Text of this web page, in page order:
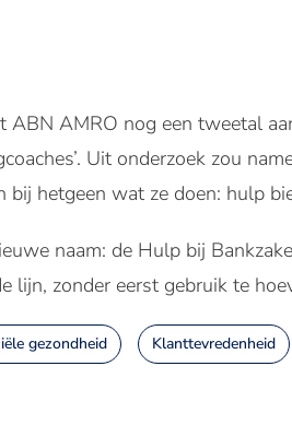
AMRO nog een tweetal
Uit onderzoek zou
bij hetgeen wat ze doen: hulp
naam: de Hulp bij
lijn, zonder eerst gebruik te
gezondheid Klanttevredenheid